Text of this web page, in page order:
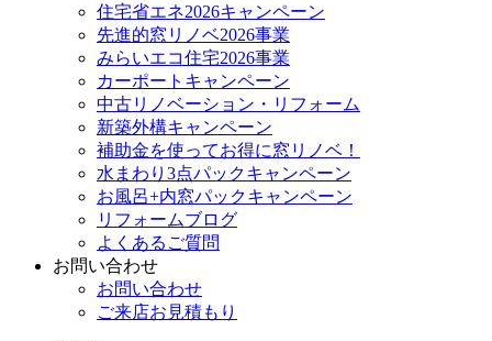
住宅省エネ2026キャンペーン
先進的窓リノベ2026事業
みらいエコ住宅2026事業
カーポートキャンペーン
中古リノベーション・リフォーム
新築外構キャンペーン
補助金を使ってお得に窓リノベ！
水まわり3点パックキャンペーン
お風呂+内窓パックキャンペーン
リフォームブログ
よくあるご質問
お問い合わせ
お問い合わせ
ご来店お見積もり